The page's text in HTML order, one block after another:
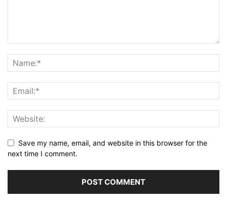
Save my name, email, and website in this browser for the
next time I comment.